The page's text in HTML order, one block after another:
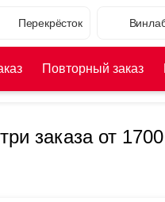
Перекрёсток
Повторный заказ
заказа от